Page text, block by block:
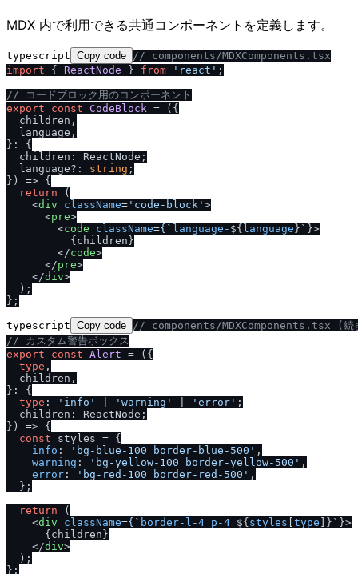
MDX 内で利用できる共通コンポーネントを定義します。
typescript Copy code // components/MDXComponents.tsx
import { ReactNode } from 'react' ;
// コードブロック用のコンポーネント
export
const CodeBlock = ( {
  children,
  language,
}: {
  children: ReactNode;
  language?:
string ;
} ) => {
return (
<div className= 'code-block' >
<pre>
<code className={ ` language- ${ language }`}>
          {children}
</code>
</pre>
</div>
  );
typescript Copy code // components/MDXComponents.tsx (続
// カスタム警告ボックス
export
const Alert = ( {
type ,
  children,
}: {
type : 'info' 'warning' 'error' ;
  children: ReactNode;
} ) => {
const styles = {
info : 'bg-blue-100 border-blue-500' ,
warning : 'bg-yellow-100 border-yellow-500' ,
error : 'bg-red-100 border-red-500' ,
  };
return (
<div className={ ` border-l-4 p-4 ${ styles type ]}`}>
      {children}
</div>
  );